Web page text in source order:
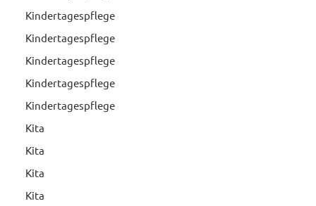
Kindertagespflege
Kindertagespflege
Kindertagespflege
Kindertagespflege
Kindertagespflege
Kita
Kita
Kita
Kita